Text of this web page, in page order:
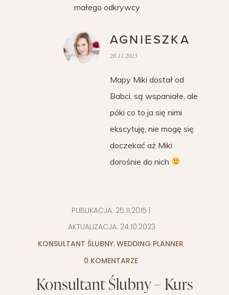
małego odkrywcy
AGNIESZKA
26.11.2015
Mapy Miki dostał od
Babci, są wspaniałe, ale
póki co to ja się nimi
ekscytuję, nie mogę się
doczekać aż Miki
dorośnie do nich
PUBLIKACJA: 25.11.2015 |
AKTUALIZACJA: 24.10.2023
KONSULTANT ŚLUBNY, WEDDING PLANNER
0 KOMENTARZE
Konsultant Ślubny – Kurs